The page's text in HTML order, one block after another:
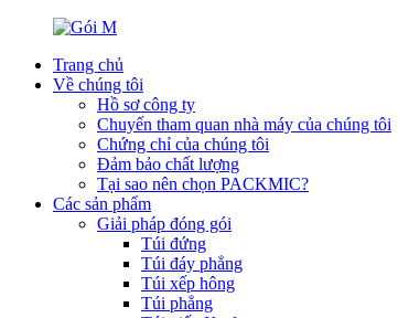
Trang chủ
Về chúng tôi
Hồ sơ công ty
Chuyến tham quan nhà máy của chúng tôi
Chứng chỉ của chúng tôi
Đảm bảo chất lượng
Tại sao nên chọn PACKMIC?
Các sản phẩm
Giải pháp đóng gói
Túi đứng
Túi đáy phẳng
Túi xếp hông
Túi phẳng